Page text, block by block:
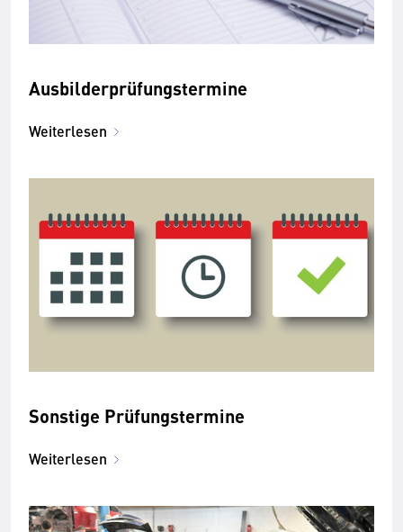
Ausbilderprüfungstermine
Weiterlesen
Sonstige Prüfungstermine
Weiterlesen